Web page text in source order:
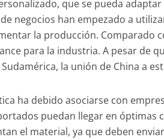
que se pueda
negocios han empezado a
la producción. Comparado
para la industria. A pesar de
la unión de China a
ha debido asociarse con
puedan llegar en óptimas
el material, ya que deben